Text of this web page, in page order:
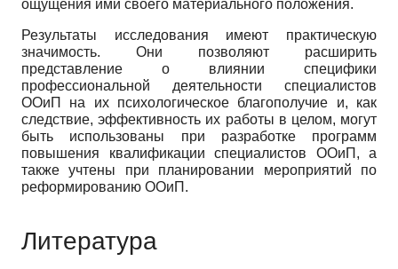
ощущения ими своего материального положения.
Результаты исследования имеют практическую
значимость. Они позволяют расширить
представление о влиянии специфики
профессиональной деятельности специалистов
ООиП на их психологическое благополучие и, как
следствие, эффективность их работы в целом, могут
быть использованы при разработке программ
повышения квалификации специалистов ООиП, а
также учтены при планировании мероприятий по
реформированию ООиП.
Литература